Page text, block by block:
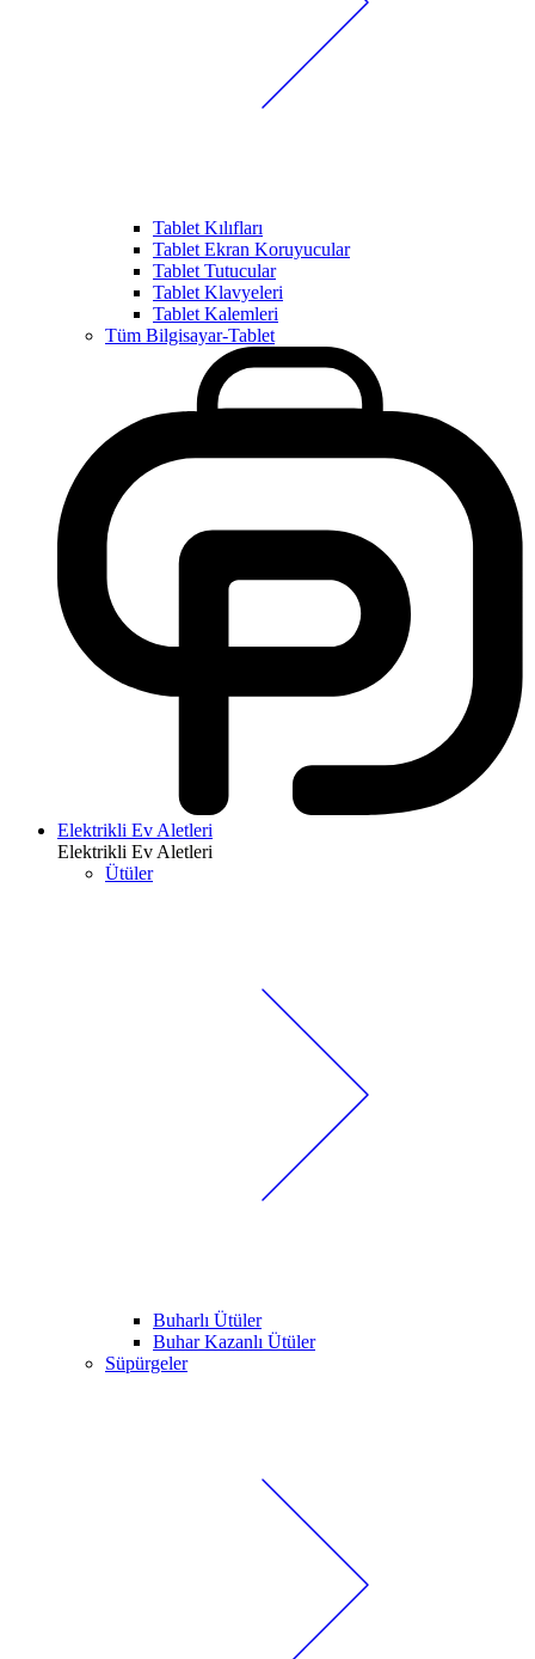
Tablet Kılıfları
Tablet Ekran Koruyucular
Tablet Tutucular
Tablet Klavyeleri
Tablet Kalemleri
Tüm Bilgisayar-Tablet
Elektrikli Ev Aletleri
Elektrikli Ev Aletleri
Ütüler
Buharlı Ütüler
Buhar Kazanlı Ütüler
Süpürgeler